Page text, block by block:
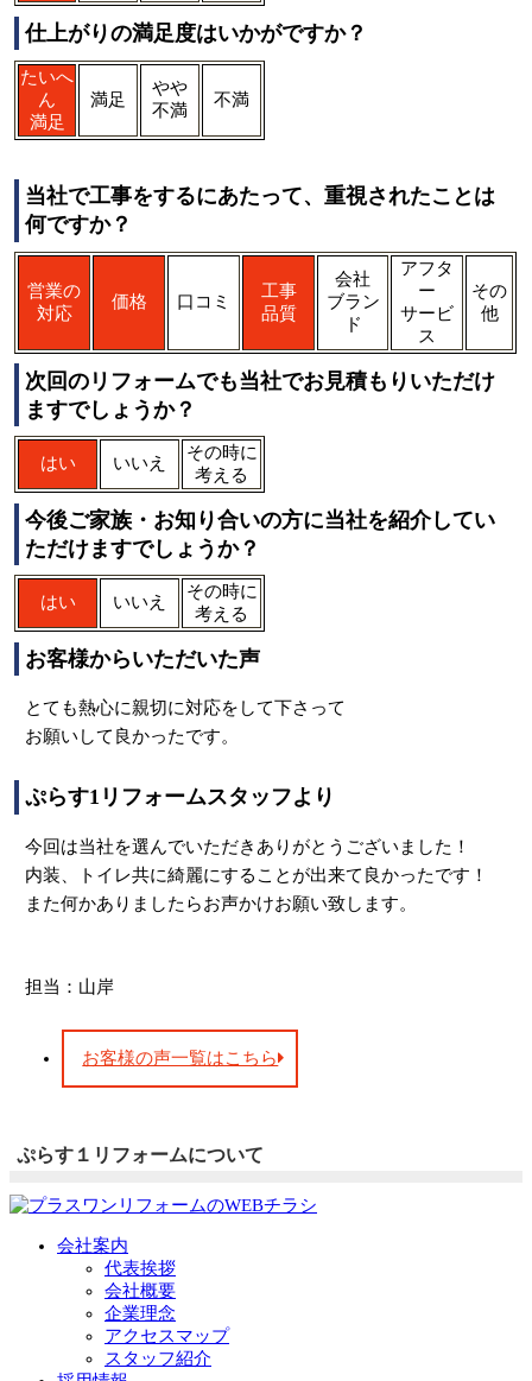
仕上がりの満足度はいかがですか？
たいへ
ん
満足
満足
やや
不満
不満
当社で工事をするにあたって、重視されたことは
何ですか？
営業の
対応
価格 口コミ
工事
品質
会社
ブラン
ド
アフタ
ー
サービ
ス
その
他
次回のリフォームでも当社でお見積もりいただけ
ますでしょうか？
はい いいえ
その時に
考える
今後ご家族・お知り合いの方に当社を紹介してい
ただけますでしょうか？
はい いいえ
その時に
考える
お客様からいただいた声
とても熱心に親切に対応をして下さって
お願いして良かったです。
ぷらす1リフォームスタッフより
今回は当社を選んでいただきありがとうございました！
内装、トイレ共に綺麗にすることが出来て良かったです！
また何かありましたらお声かけお願い致します。
担当：山岸
お客様の声一覧はこちら
ぷらす１リフォームについて
会社案内
代表挨拶
会社概要
企業理念
アクセスマップ
スタッフ紹介